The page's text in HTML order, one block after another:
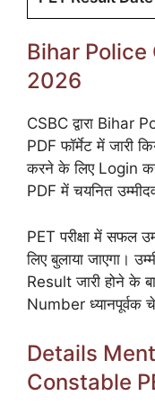
Bihar Police
2026
CSBC द्वारा
PDF फॉर्मेट में जारी
करने के लिए Login
PDF में चयनित
PET परीक्षा में सफल
लिए बुलाया जाएगा।
Result जारी होने के
Number ध्यानपूर्वक
Details
Constable